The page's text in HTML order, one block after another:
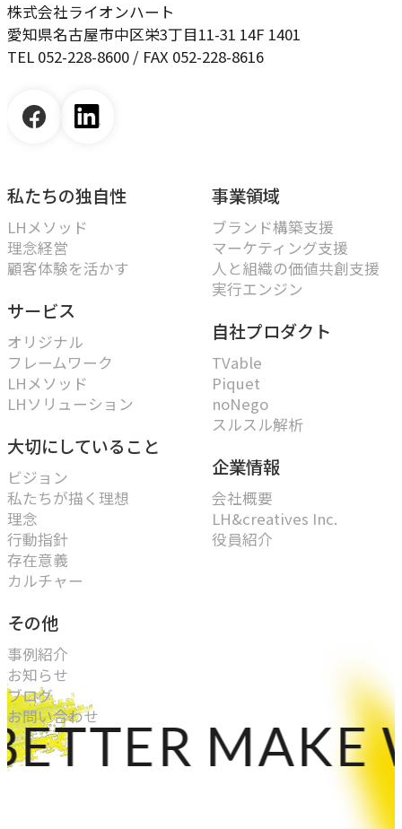
株式会社ライオンハート
愛知県名古屋市中区栄3丁目11-31 14F 1401
TEL 052-228-8600 / FAX 052-228-8616
私たちの独自性
LHメソッド
理念経営
顧客体験を活かす
サービス
オリジナル
フレームワーク
LHメソッド
LHソリューション
大切にしていること
ビジョン
私たちが描く理想
理念
行動指針
存在意義
カルチャー
その他
事例紹介
お知らせ
ブログ
お問い合わせ
事業領域
ブランド構築支援
マーケティング支援
人と組織の価値共創支援
実行エンジン
自社プロダクト
TVable
Piquet
noNego
スルスル解析
企業情報
会社概要
LH&creatives Inc.
役員紹介
MAKE